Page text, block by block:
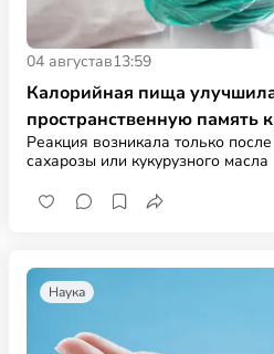
04 августав13:59
Калорийная пища
пространственную память
Реакция возникала только
сахарозы или кукурузного масла
Наука